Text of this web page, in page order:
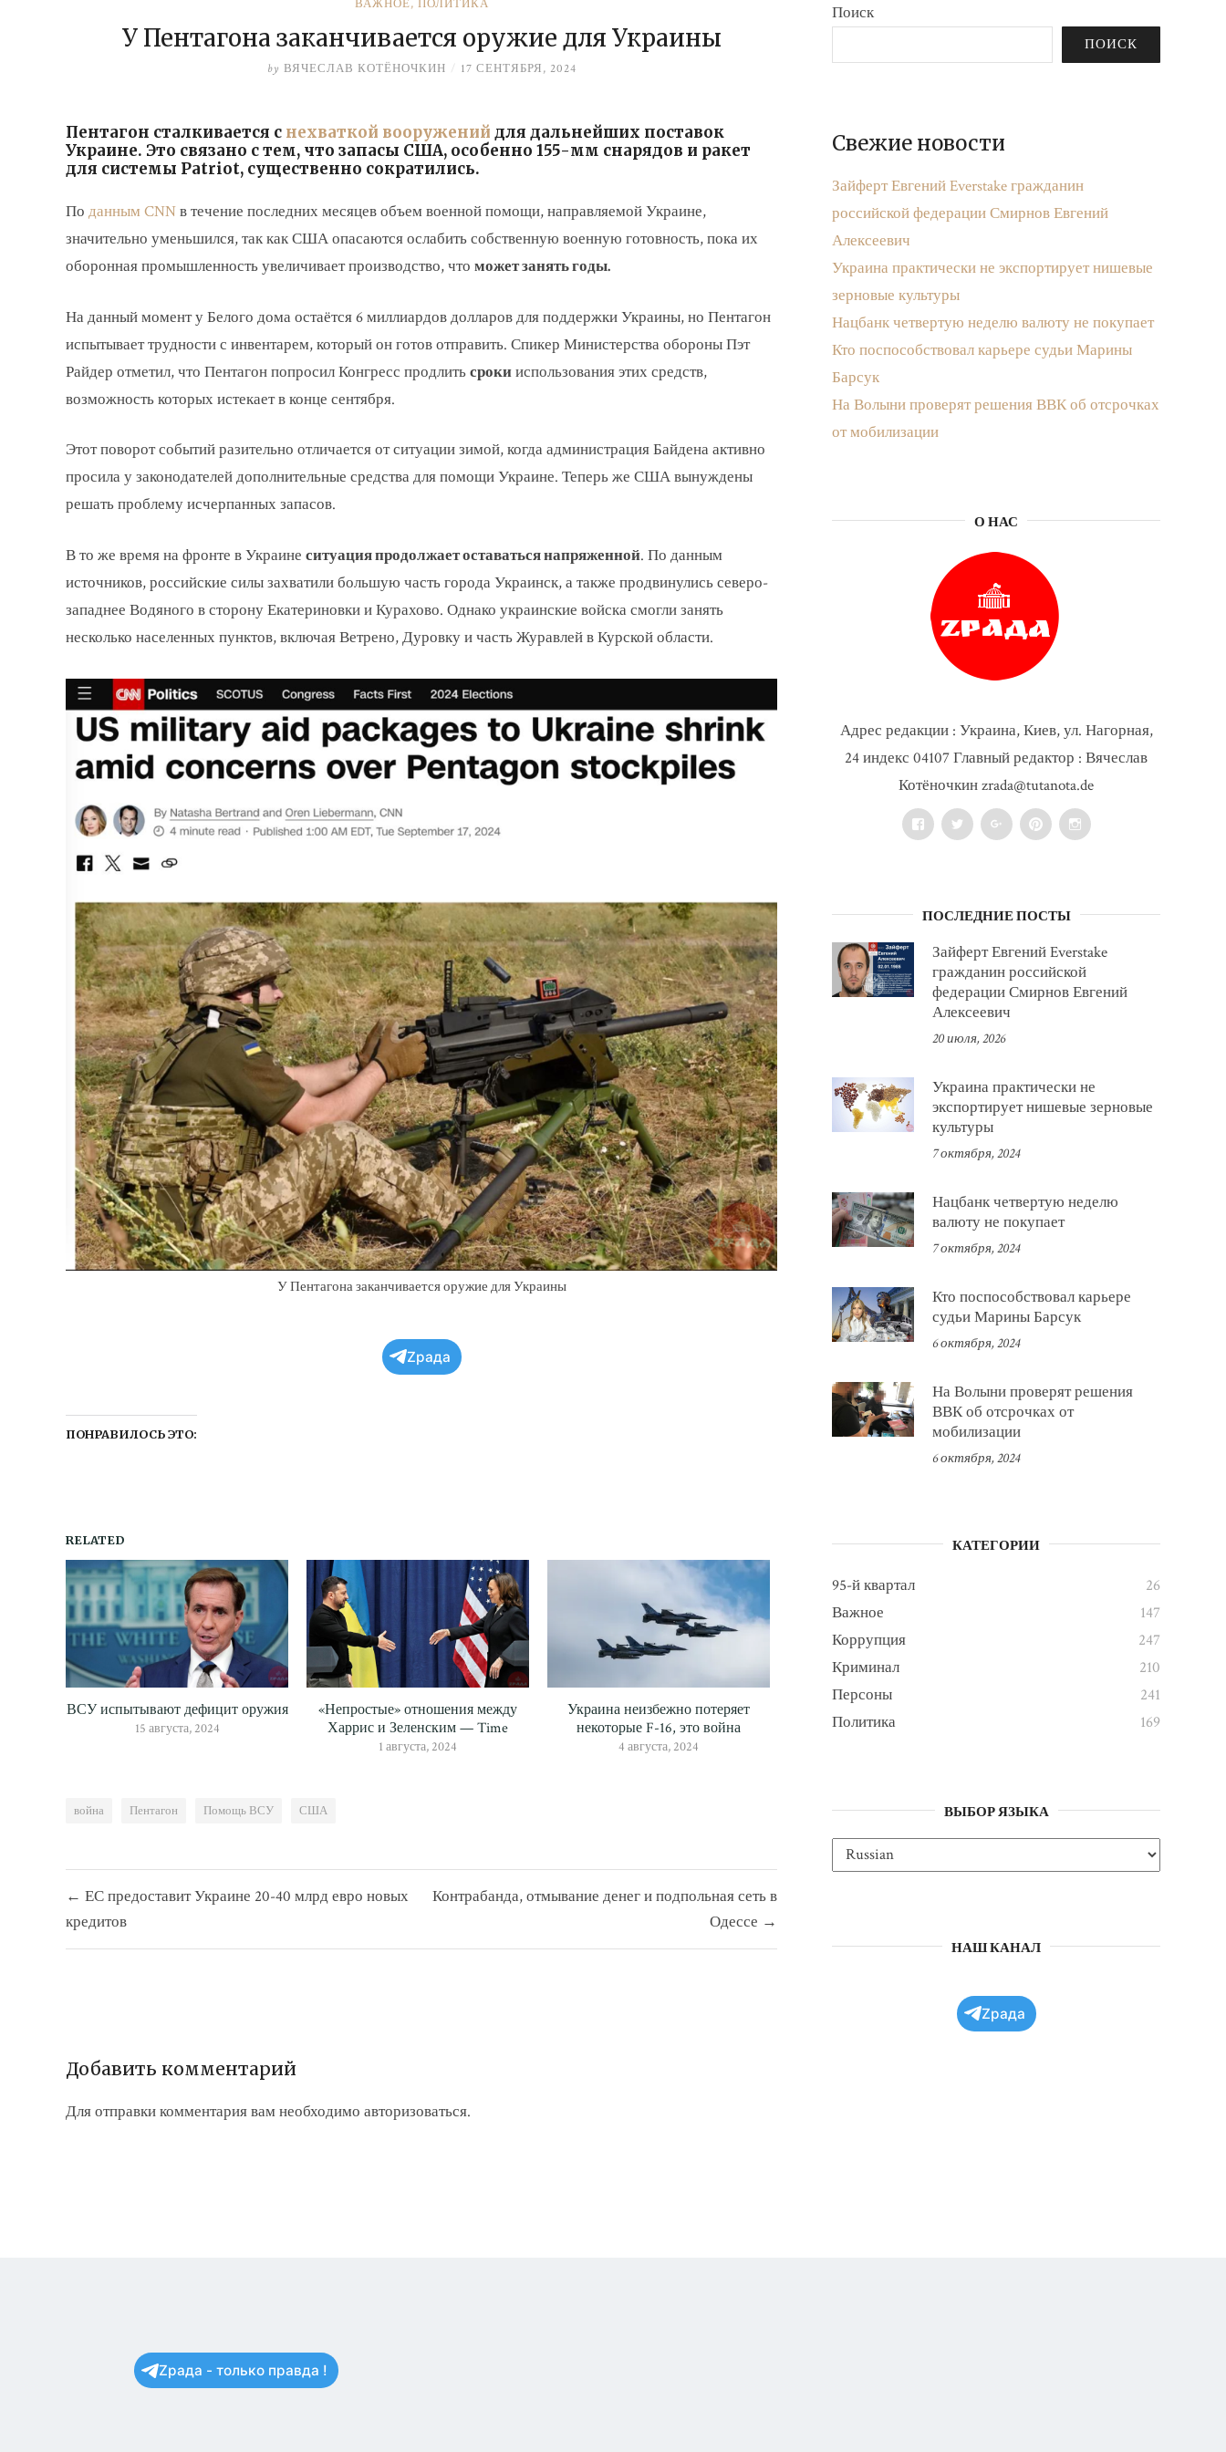
ВАЖНОЕ, ПОЛИТИКА
У Пентагона заканчивается оружие для Украины
by ВЯЧЕСЛАВ КОТЁНОЧКИН / 17 СЕНТЯБРЯ, 2024
Пентагон сталкивается с нехваткой вооружений для дальнейших поставок
Украине. Это связано с тем, что запасы США, особенно 155-мм снарядов и ракет
для системы Patriot, существенно сократились.
По данным CNNв течение последних месяцев объем военной помощи, направляемой Украине,
значительно уменьшился, так как США опасаются ослабить собственную военную готовность, пока их
оборонная промышленность увеличивает производство, что может занять годы.
На данный момент у Белого дома остаётся 6 миллиардов долларов для поддержки Украины, но Пентагон
испытывает трудности с инвентарем, который он готов отправить. Спикер Министерства обороны Пэт
Райдер отметил, что Пентагон попросил Конгресс продлитьсрокииспользования этих средств,
возможность которых истекает в конце сентября.
Этот поворот событий разительно отличается от ситуации зимой, когда администрация Байдена активно
просила у законодателей дополнительные средства для помощи Украине. Теперь же США вынуждены
решать проблему исчерпанных запасов.
В то же время на фронте в Украине ситуация продолжает оставаться напряженной. По данным
источников, российские силы захватили большую часть города Украинск, а также продвинулись северо-
западнее Водяного в сторону Екатериновки и Курахово. Однако украинские войска смогли занять
несколько населенных пунктов, включая Ветрено, Дуровку и часть Журавлей в Курской области.
У Пентагона заканчивается оружие для Украины
Zрада
ПОНРАВИЛОСЬ ЭТО:
RELATED
ВСУ испытывают дефицит оружия
15 августа, 2024
«Непростые» отношения между
Харрис и Зеленским — Time
1 августа, 2024
Украина неизбежно потеряет
некоторые F-16, это война
4 августа, 2024
война Пентагон Помощь ВСУ США
по
записям
← ЕС предоставит Украине 20-40 млрд евро новых
кредитов
Контрабанда, отмывание денег и подпольная сеть в
Одессе →
Добавить комментарий
Для отправки комментария вам необходимо авторизоваться.
Поиск
ПОИСК
Свежие новости
Зайферт Евгений Everstake гражданин
российской федерации Смирнов Евгений
Алексеевич
Украина практически не экспортирует нишевые
зерновые культуры
Нацбанк четвертую неделю валюту не покупает
Кто поспособствовал карьере судьи Марины
Барсук
На Волыни проверят решения ВВК об отсрочках
от мобилизации
О НАС
Адрес редакции : Украина, Киев, ул. Нагорная,
24 индекс 04107 Главный редактор : Вячеслав
Котёночкин zrada@tutanota.de
FacebookTwitter Google+PinterestInstagram
ПОСЛЕДНИЕ ПОСТЫ
Зайферт Евгений Everstake
гражданин российской
федерации Смирнов Евгений
Алексеевич
20 июля, 2026
Украина практически не
экспортирует нишевые зерновые
культуры
7 октября, 2024
Нацбанк четвертую неделю
валюту не покупает
7 октября, 2024
Кто поспособствовал карьере
судьи Марины Барсук
6 октября, 2024
На Волыни проверят решения
ВВК об отсрочках от
мобилизации
6 октября, 2024
КАТЕГОРИИ
95-й квартал
26
Важное
147
Коррупция
247
Криминал
210
Персоны
241
Политика
169
ВЫБОР ЯЗЫКА
НАШ КАНАЛ
Zрада
Zрада - только правда !